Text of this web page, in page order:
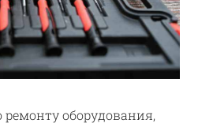
оборудования,